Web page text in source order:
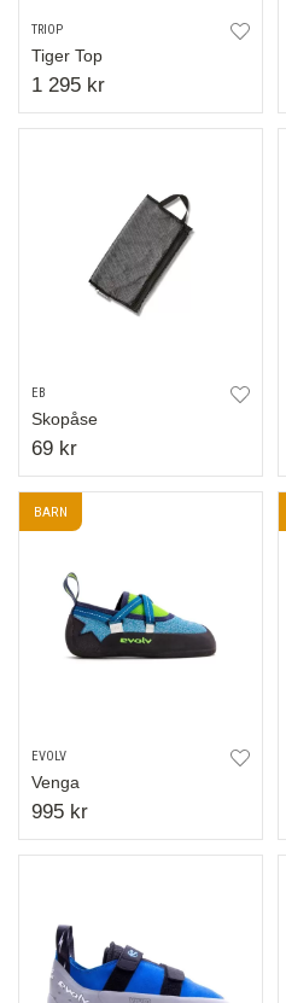
TRIOP
Tiger Top
1 295 kr
EB
Skopåse
69 kr
BARN
EVOLV
Venga
995 kr